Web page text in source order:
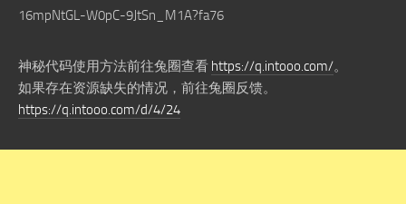
16mpNtGL-W0pC-9JtSn_M1A?fa76
神秘代码使用方法前往兔圈查看 https://q.intooo.com/。
如果存在资源缺失的情况，前往兔圈反馈。
https://q.intooo.com/d/4/24